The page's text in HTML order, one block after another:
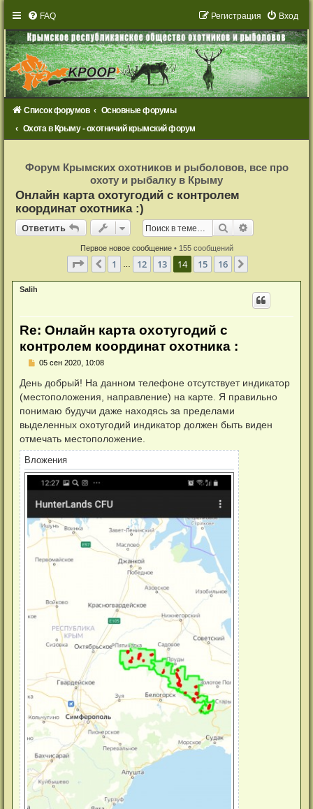
FAQ Вход
Регистрация
Список форумов
Основные форумы
Охота в Крыму - охотничий крымский форум
с
т
р
ц
и
Форум Крымских охотников и рыболовов, все про
охоту и рыбалку в Крыму
Онлайн карта охотугодий с контролем
координат охотника :)
Ответить
Ответить Поиск
Первое новое сообщение• 155 сообщений
Страница 14из 16
Пред.
1 12 13 14 15 16
Salih
Re: Онлайн карта охотугодий с
контролем координат охотника :
Н
п
р
о
и
т
н
н
о
е
о
б
щ
е
и
05 сен 2020, 10:08
День добрый! На данном телефоне отсутствует индикатор
(местоположения, направление) на карте. Я правильно
понимаю будучи даже находясь за пределами
выделенных охотугодий индикатор должен быть виден
отмечать местоположение.
Вложения